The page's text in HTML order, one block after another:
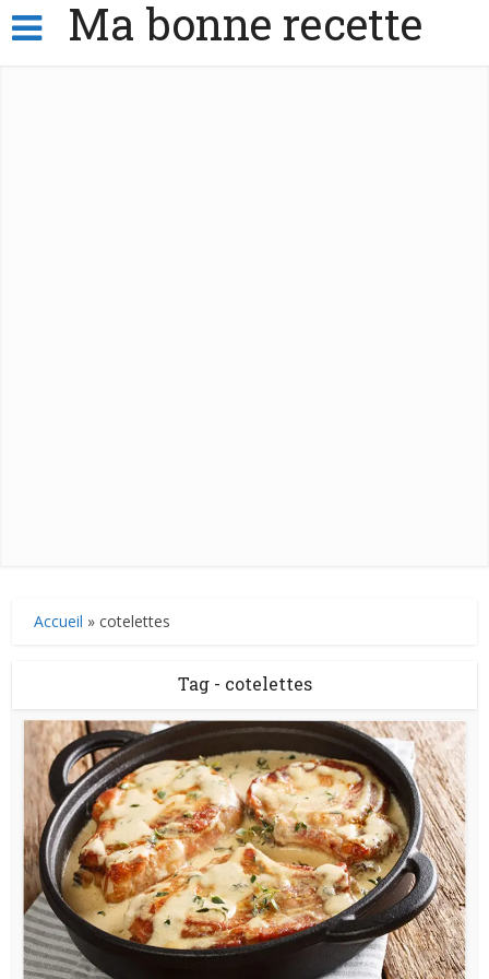
Ma bonne recette
Accueil »cotelettes
Tag - cotelettes